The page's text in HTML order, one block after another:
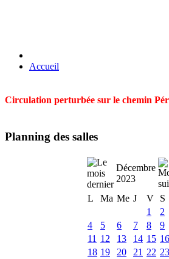
Accueil
Circulation perturbée sur le chemin
Planning des salles
Décembre
2023
L
Ma Me J V S
1
2
4
5 6 7 8 9
11 12 13 14 15 16
18 19 20 21 22 23